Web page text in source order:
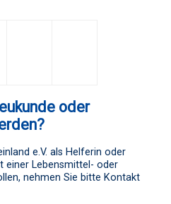
oder
e.V. als Helferin oder
einer Lebensmittel- oder
nehmen Sie bitte Kontakt